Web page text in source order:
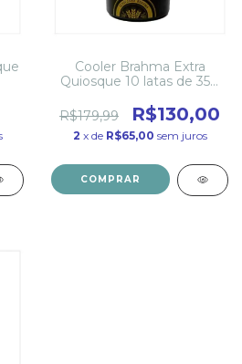
Cooler Brahma Extra
Quiosque 10 latas de 350
R$179,99
R$130,00
2 x de R$65,00 sem juros